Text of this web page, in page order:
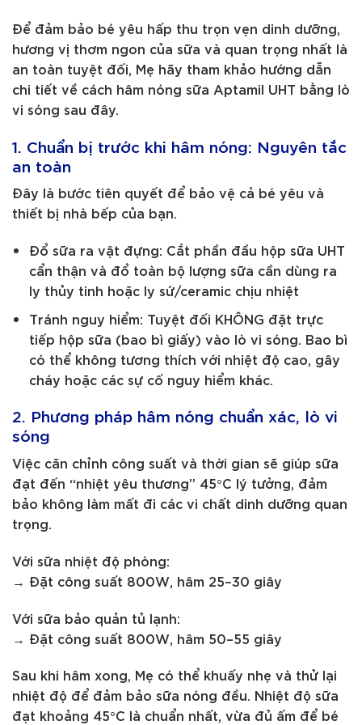
Để đảm bảo bé yêu hấp thu trọn vẹn dinh dưỡng,
hương vị thơm ngon của sữa và quan trọng nhất là
an toàn tuyệt đối, Mẹ hãy tham khảo hướng dẫn
chi tiết về cách hâm nóng sữa Aptamil UHT bằng lò
vi sóng sau đây.
1. Chuẩn bị trước khi hâm nóng: Nguyên tắc
an toàn
Đây là bước tiên quyết để bảo vệ cả bé yêu và
thiết bị nhà bếp của bạn.
Đổ sữa ra vật đựng: Cắt phần đầu hộp sữa UHT
cẩn thận và đổ toàn bộ lượng sữa cần dùng ra
ly thủy tinh hoặc ly sứ/ceramic chịu nhiệt
Tránh nguy hiểm: Tuyệt đối KHÔNG đặt trực
tiếp hộp sữa (bao bì giấy) vào lò vi sóng. Bao bì
có thể không tương thích với nhiệt độ cao, gây
cháy hoặc các sự cố nguy hiểm khác.
2. Phương pháp hâm nóng chuẩn xác, lò vi
sóng
Việc căn chỉnh công suất và thời gian sẽ giúp sữa
đạt đến “nhiệt yêu thương” 45°C lý tưởng, đảm
bảo không làm mất đi các vi chất dinh dưỡng quan
trọng.
Với sữa nhiệt độ phòng:
→ Đặt công suất 800W, hâm 25–30 giây
Với sữa bảo quản tủ lạnh:
→ Đặt công suất 800W, hâm 50–55 giây
Sau khi hâm xong, Mẹ có thể khuấy nhẹ và thử lại
nhiệt độ để đảm bảo sữa nóng đều. Nhiệt độ sữa
đạt khoảng 45°C là chuẩn nhất, vừa đủ ấm để bé